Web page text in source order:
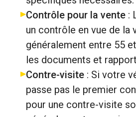
Contrôle pour la vente :
un contrôle en vue de la
généralement entre 55
les documents et
Contre-visite : Si votre
passe pas le premier
pour une contre-visite